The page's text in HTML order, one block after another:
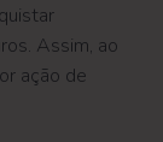
Assim, ao
ação de